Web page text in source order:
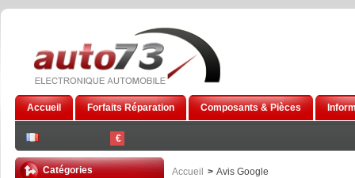
€
Accueil Forfaits Réparation Composants & Pièces
Catégories Accueil > Avis Google